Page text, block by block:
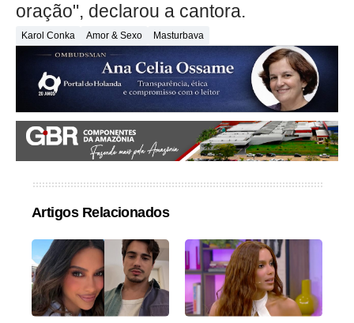
oração", declarou a cantora.
Karol Conka Amor & Sexo Masturbava
Artigos Relacionados